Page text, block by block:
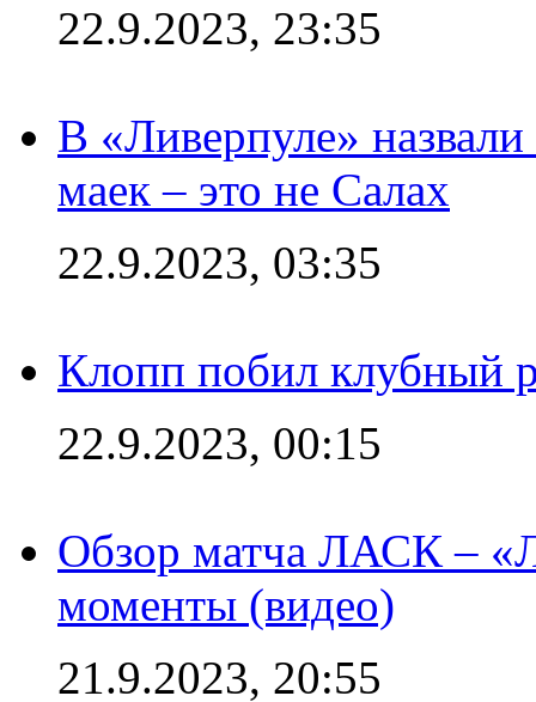
22.9.2023, 23:35
В «Ливерпуле»
маек – это не Салах
22.9.2023, 03:35
Клопп побил клубный
22.9.2023, 00:15
Обзор матча ЛАСК –
моменты (видео)
21.9.2023, 20:55